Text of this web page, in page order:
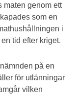
maten genom ett
som en
i
tid efter kriget.
på en
för utlänningar
vilken